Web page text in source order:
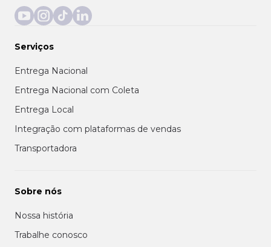
Serviços
Entrega Nacional
Entrega Nacional com Coleta
Entrega Local
Integração com plataformas de vendas
Transportadora
Sobre nós
Nossa história
Trabalhe conosco